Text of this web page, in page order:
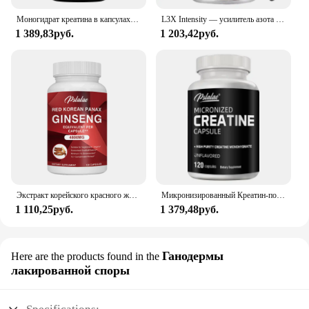
1 389,83руб. 1 203,42руб.
1 110,25руб.
Микронизированный Креатин-поддерживает энергию и выносливость, наращивает мышечную массу и улучшает спортивные характеристики-120 капсул
1 379,48руб.
Here are the products found in the Ганодермы
лакированной споры